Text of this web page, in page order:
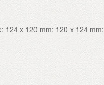
124 x 120 mm; 120 x 124 mm;